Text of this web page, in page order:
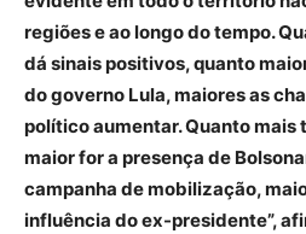
regiões e ao longo do tempo.
dá sinais positivos, quanto
do governo Lula, maiores as
político aumentar. Quanto mais
maior for a presença de
campanha de mobilização,
influência do ex-presidente”,